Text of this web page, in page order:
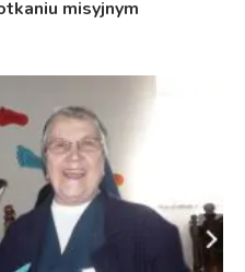
misyjnym